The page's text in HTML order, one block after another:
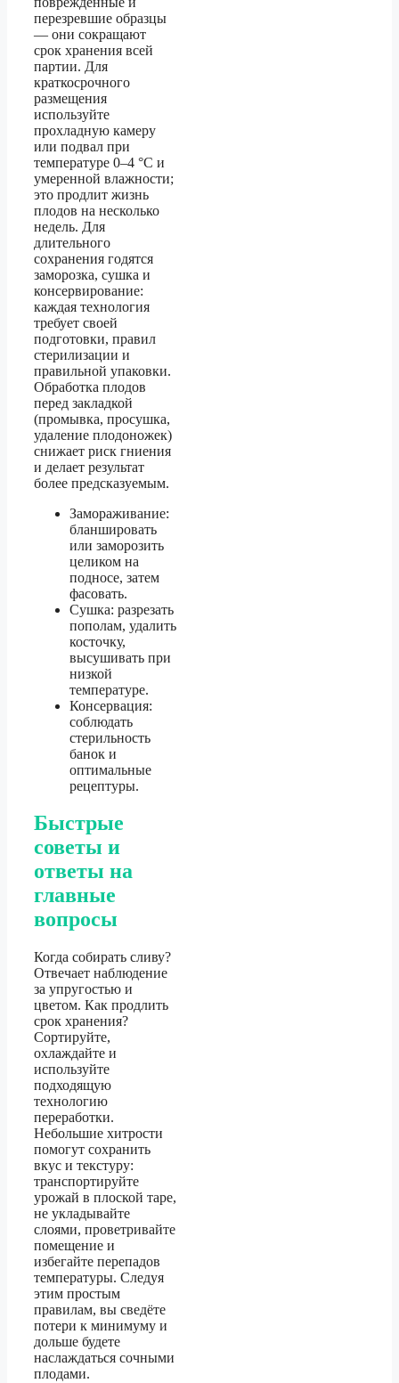
перезревшие образцы
— они сокращают
срок хранения всей
партии. Для
краткосрочного
размещения
используйте
прохладную камеру
или подвал при
температуре 0–4 °C и
умеренной влажности;
это продлит жизнь
плодов на несколько
недель. Для
длительного
сохранения годятся
заморозка, сушка и
консервирование:
каждая технология
требует своей
подготовки, правил
стерилизации и
правильной упаковки.
Обработка плодов
перед закладкой
(промывка, просушка,
удаление плодоножек)
снижает риск гниения
и делает результат
более предсказуемым.
Замораживание:
бланшировать
или заморозить
целиком на
подносе, затем
фасовать.
Сушка: разрезать
пополам, удалить
косточку,
высушивать при
низкой
температуре.
Консервация:
соблюдать
стерильность
банок и
оптимальные
рецептуры.
Быстрые
советы и
ответы на
главные
вопросы
Когда собирать сливу?
Отвечает наблюдение
за упругостью и
цветом. Как продлить
срок хранения?
Сортируйте,
охлаждайте и
используйте
подходящую
технологию
переработки.
Небольшие хитрости
помогут сохранить
вкус и текстуру:
транспортируйте
урожай в плоской таре,
не укладывайте
слоями, проветривайте
помещение и
избегайте перепадов
температуры. Следуя
этим простым
правилам, вы сведёте
потери к минимуму и
дольше будете
наслаждаться сочными
плодами.